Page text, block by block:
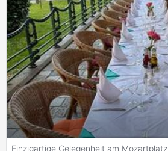
Einzigartige Gelegenheit am